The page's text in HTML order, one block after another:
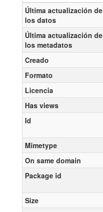
Última actualización de
los datos
Última actualización de
los metadatos
Creado
Formato
Licencia
Has views
Id
Mimetype
On same domain
Package id
Size